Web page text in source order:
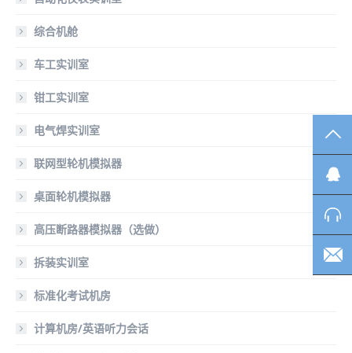
综合机舱
车工实训室
钳工实训室
电气焊实训室
联网型轮机模拟器
桌面轮机模拟器
高压断路器模拟器（选做）
拆装实训室
标准化考试机房
计算机房/英语听力会话